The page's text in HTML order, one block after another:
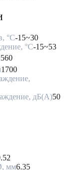
°C-15~30
°C-15~53
560
1700
дБ(А)50
мм6.35